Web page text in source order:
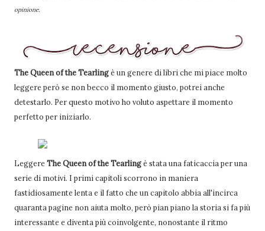
opinione.
The Queen of the Tearlingè un genere di libri che mi piace molto
leggere però se non becco il momento giusto, potrei anche
detestarlo. Per questo motivo ho voluto aspettare il momento
perfetto per iniziarlo.
LeggereThe Queen of the Tearlingè stata una faticaccia per una
serie di motivi. I primi capitoli scorrono in maniera
fastidiosamente lenta e il fatto che un capitolo abbia all'incirca
quaranta pagine non aiuta molto, però pian piano la storia si fa più
interessante e diventa più coinvolgente, nonostante il ritmo